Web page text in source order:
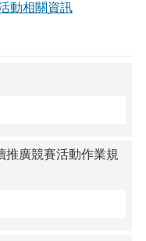
動相關資訊
推廣競賽活動作業規